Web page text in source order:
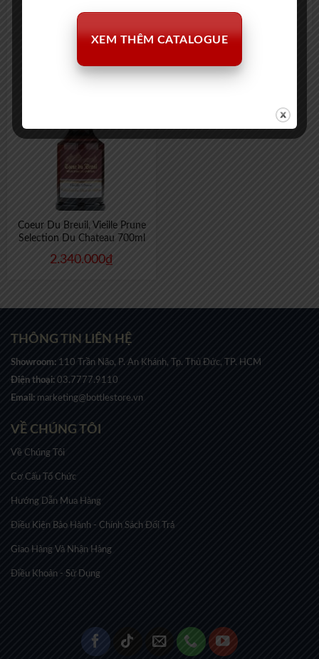
2.910.000₫ 1.080.000
Coeur Du Breuil, Vieille Prune
Selection Du Chateau 700ml
2.340.000₫
THÔNG TIN LIÊN HỆ
Showroom: 110 Trần Não, P. An Khánh, Tp. Thủ Đức, TP. HCM
Điện thoại: 03.7777.9110
Email: marketing@bottlestore.vn
VỀ CHÚNG TÔI
Về Chúng Tôi
Cơ Cấu Tổ Chức
Hướng Dẫn Mua Hàng
Điều Kiện Bảo Hành - Chính Sách Đổi Trả
Giao Hàng Và Nhận Hàng
Điều Khoản - Sử Dụng
XEM THÊM CATALOGUE